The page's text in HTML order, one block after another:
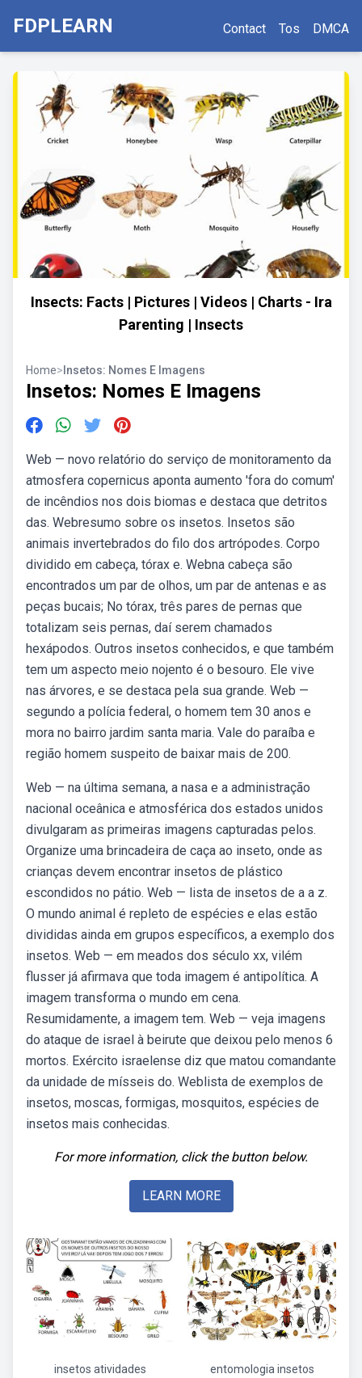
FDPLEARN Contact Tos DMCA
Insects: Facts | Pictures | Videos | Charts - Ira
Parenting | Insects
Home> Insetos: Nomes E Imagens
Insetos: Nomes E Imagens
Web — novo relatório do serviço de monitoramento da
atmosfera copernicus aponta aumento 'fora do comum'
de incêndios nos dois biomas e destaca que detritos
das. Webresumo sobre os insetos. Insetos são
animais invertebrados do filo dos artrópodes. Corpo
dividido em cabeça, tórax e. Webna cabeça são
encontrados um par de olhos, um par de antenas e as
peças bucais; No tórax, três pares de pernas que
totalizam seis pernas, daí serem chamados
hexápodos. Outros insetos conhecidos, e que também
tem um aspecto meio nojento é o besouro. Ele vive
nas árvores, e se destaca pela sua grande. Web —
segundo a polícia federal, o homem tem 30 anos e
mora no bairro jardim santa maria. Vale do paraíba e
região homem suspeito de baixar mais de 200.
Web — na última semana, a nasa e a administração
nacional oceânica e atmosférica dos estados unidos
divulgaram as primeiras imagens capturadas pelos.
Organize uma brincadeira de caça ao inseto, onde as
crianças devem encontrar insetos de plástico
escondidos no pátio. Web — lista de insetos de a a z.
O mundo animal é repleto de espécies e elas estão
divididas ainda em grupos específicos, a exemplo dos
insetos. Web — em meados dos século xx, vilém
flusser já afirmava que toda imagem é antipolítica. A
imagem transforma o mundo em cena.
Resumidamente, a imagem tem. Web — veja imagens
do ataque de israel à beirute que deixou pelo menos 6
mortos. Exército israelense diz que matou comandante
da unidade de mísseis do. Weblista de exemplos de
insetos, moscas, formigas, mosquitos, espécies de
insetos mais conhecidas.
For more information, click the button below.
LEARN MORE
insetos atividades
entomologia insetos